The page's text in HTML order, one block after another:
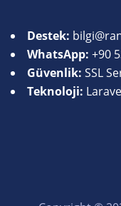
Destek:
WhatsApp: +90
Güvenlik: SSL
Teknoloji: